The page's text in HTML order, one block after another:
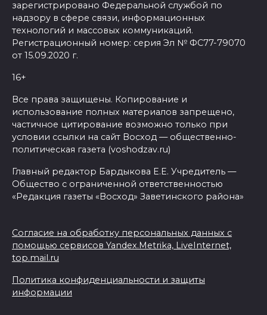
зарегистрировано Федеральной службой по
надзору в сфере связи, информационных
технологий и массовых коммуникаций.
Регистрационный номер: серия Эл № ФС77-79070
от 15.09.2020 г.
16+
Все права защищены. Копирование и
использование полных материалов запрещено,
частичное цитирование возможно только при
условии ссылки на сайт Восход — общественно-
политическая газета (voshodzav.ru)
Главный редактор Бардыкова Е.Е. Учредитель —
Общество с ограниченной ответственностью
«Редакция газеты «Восход» Заветинского района»
Согласие на обработку персональных данных с
помощью сервисов Yandex.Metrika, LiveInternet,
top.mail.ru
Политика конфиденциальности и защиты
информации